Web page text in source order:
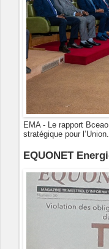
EMA - Le rapport
stratégique pour
EQUONET